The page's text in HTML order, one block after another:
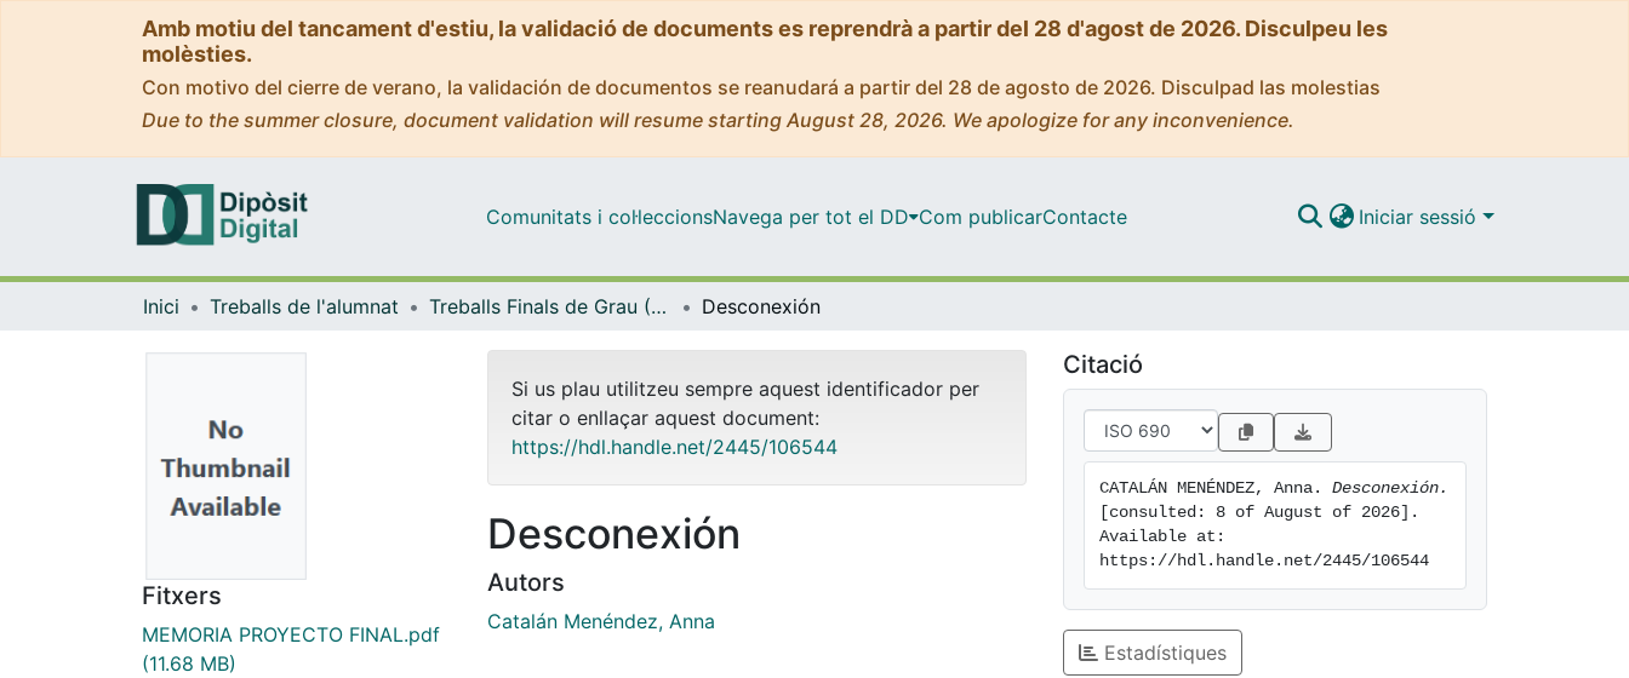
Amb motiu del tancament d'estiu, la validació de documents es reprendrà a partir del 28 d'agost de 2026. Disculpeu les
molèsties.
Con motivo del cierre de verano, la validación de documentos se reanudará a partir del 28 de agosto de 2026. Disculpad las molestias
Due to the summer closure, document validation will resume starting August 28, 2026. We apologize for any inconvenience.
Comunitats i col·leccionsNavega per tot el DD Com publicarContacte Iniciar sessió
Inici Treballs de l'alumnat Treballs Finals de Grau (TFG) - Comunicació Audiovisual Desconexión
Fitxers
MEMORIA PROYECTO FINAL.pdf
(11.68 MB)
Si us plau utilitzeu sempre aquest identificador per
citar o enllaçar aquest document:
https://hdl.handle.net/2445/106544
Desconexión
Autors
Catalán Menéndez, Anna
Citació
CATALÁN MENÉNDEZ, Anna. Desconexión.
[consulted: 8 of August of 2026].
Available at:
https://hdl.handle.net/2445/106544
Estadístiques